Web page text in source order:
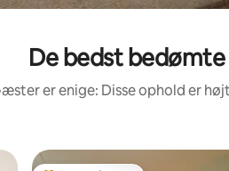
De bedst
er enige: Disse ophold er